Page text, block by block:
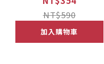
NT$590
加入購物車